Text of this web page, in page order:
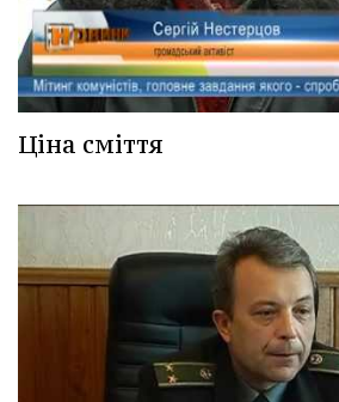
Ціна сміття